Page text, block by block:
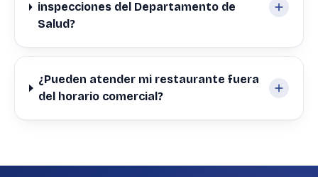
inspecciones del Departamento de
Salud?
¿Pueden atender mi restaurante fuera
del horario comercial?